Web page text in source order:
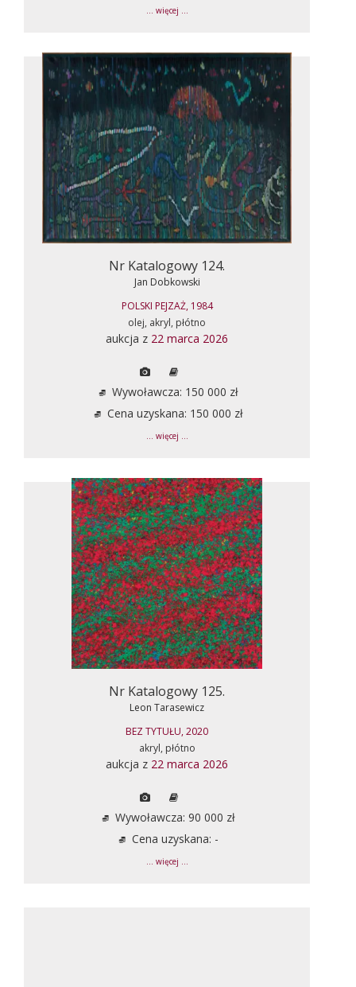
... więcej ...
Nr Katalogowy 124.
Jan Dobkowski
POLSKI PEJZAŻ, 1984
olej, akryl, płótno
aukcja z 22 marca 2026
Wywoławcza: 150 000 zł
Cena uzyskana: 150 000 zł
... więcej ...
Nr Katalogowy 125.
Leon Tarasewicz
BEZ TYTUŁU, 2020
akryl, płótno
aukcja z 22 marca 2026
Wywoławcza: 90 000 zł
Cena uzyskana: -
... więcej ...